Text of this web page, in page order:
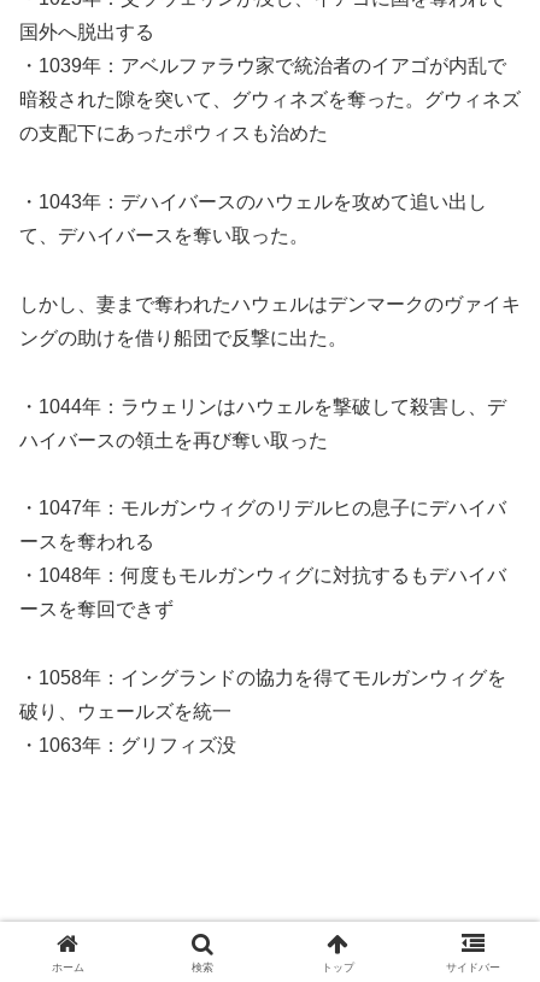
国外へ脱出する
・1039年：アベルファラウ家で統治者のイアゴが内乱で
暗殺された隙を突いて、グウィネズを奪った。グウィネズ
の支配下にあったポウィスも治めた
・1043年：デハイバースのハウェルを攻めて追い出し
て、デハイバースを奪い取った。
しかし、妻まで奪われたハウェルはデンマークのヴァイキ
ングの助けを借り船団で反撃に出た。
・1044年：ラウェリンはハウェルを撃破して殺害し、デ
ハイバースの領土を再び奪い取った
・1047年：モルガンウィグのリデルヒの息子にデハイバ
ースを奪われる
・1048年：何度もモルガンウィグに対抗するもデハイバ
ースを奪回できず
・1058年：イングランドの協力を得てモルガンウィグを
破り、ウェールズを統一
・1063年：グリフィズ没
1062年に同盟を結んでいたマーシア伯のエルファガーが
ホーム 検索 トップ サイドバー